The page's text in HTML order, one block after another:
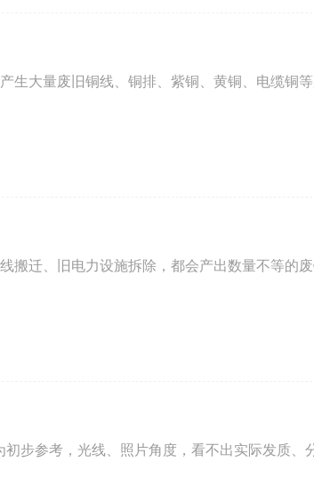
生大量废旧铜线、铜排、紫铜、黄铜、电缆铜
搬迁、旧电力设施拆除，都会产出数量不等的
步参考，光线、照片角度，看不出实际发质、